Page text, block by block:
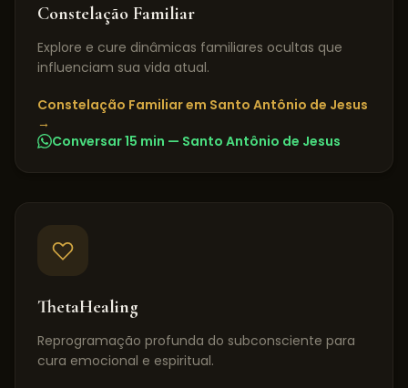
Constelação Familiar
Explore e cure dinâmicas familiares ocultas que
influenciam sua vida atual.
Constelação Familiarem Santo Antônio de Jesus
→
Conversar 15 min — Santo Antônio de Jesus
ThetaHealing
Reprogramação profunda do subconsciente para
cura emocional e espiritual.